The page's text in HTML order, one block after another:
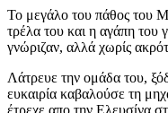
Το μεγάλο του πάθος του
τρέλα του και η αγάπη του
γνώριζαν, αλλά χωρίς
Λάτρευε την ομάδα του,
ευκαιρία καβαλούσε τη